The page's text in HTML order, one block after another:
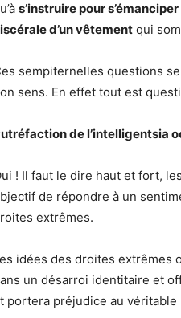
s’instruire pour
d’un vêtement qui
sempiternelles questions
sens. En effet tout est
de l’intelligentsia
! Il faut le dire haut et fort,
de répondre à un
extrêmes.
idées des droites extrêmes
un désarroi identitaire et
portera préjudice au